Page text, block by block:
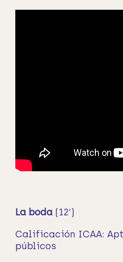
La boda (12′)
Calificación ICAA:
públicos